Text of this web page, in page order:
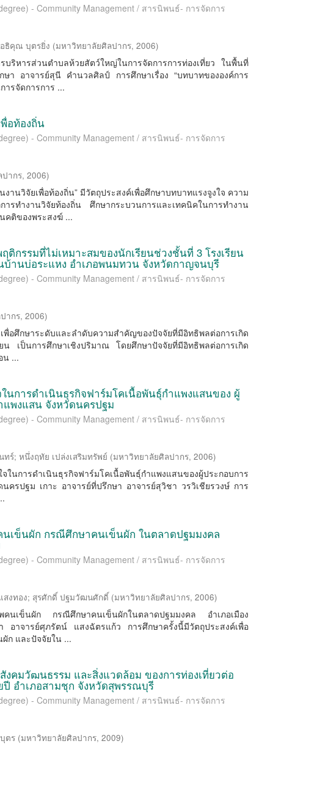
- Community Management / สารนิพนธ์- การจัดการ
อธิคุณ บุตรยิ่ง (มหาวิทยาลัยศิลปากร,2006)
ริหารส่วนตําบลห้วยสัตว์ใหญ่ในการจัดการการท่องเที่ยว ในพื้นที่
า อาจารย์สุนี คํานวลศิลป์ การศึกษาเรื่อง “บทบาทขององค์การ
รจัดการการ ...
อท้องถิ่น
- Community Management / สารนิพนธ์- การจัดการ
ากร,2006)
งานวิจัยเพื่อท้องถิ่น” มีวัตถุประสงค์เพื่อศึกษาบทบาทแรงจูงใจ ความ
รทำงานวิจัยท้องถิ่น ศึกษากระบวนการและเทคนิคในการทำงาน
คติของพระสงฆ์ ...
ติกรรมที่ไม่เหมาะสมของนักเรียนช่วงชั้นที่ 3 โรงเรียน
บ้านบ่อระแหง อำเภอพนมทวน จังหวัดกาญจนบุรี
- Community Management / สารนิพนธ์- การจัดการ
ากร,2006)
อศึกษาระดับและลำดับความสำคัญของปัจจัยที่มีอิทธิพลต่อการเกิด
น เป็นการศึกษาเชิงปริมาณ โดยศึกษาปัจจัยที่มีอิทธิพลต่อการเกิด
น ...
นการดำเนินธุรกิจฟาร์มโคเนื้อพันธุ์กำแพงแสนของ ผู้
แพงแสน จังหวัดนครปฐม
- Community Management / สารนิพนธ์- การจัดการ
ทร์;หนึ่งฤทัย เปล่งเสริมทรัพย์ (มหาวิทยาลัยศิลปากร,2006)
ในการดําเนินธุรกิจฟาร์มโคเนื้อพันธุ์กําแพงแสนของผู้ประกอบการ
ครปฐม เกาะ อาจารย์ที่ปรึกษา อาจารย์สุวิชา วรวิเชียรวงษ์ การ
เข็นผัก กรณีศึกษาคนเข็นผัก ในตลาดปฐมมงคล
- Community Management / สารนิพนธ์- การจัดการ
สงทอง; สุรศักดิ์ ปฐมวัฒนศักดิ์ (มหาวิทยาลัยศิลปากร,2006)
คนเข็นผัก กรณีศึกษาคนเข็นผักในตลาดปฐมมงคล อําเภอเมือง
อาจารย์ศุภรัตน์ แสงฉัตรแก้ว การศึกษาครั้งนี้มีวัตถุประสงค์เพื่อ
ก และปัจจัยใน ...
งคมวัฒนธรรม และสิ่งแวดล้อม ของการท่องเที่ยวต่อ
อำเภอสามชุก จังหวัดสุพรรณบุรี
- Community Management / สารนิพนธ์- การจัดการ
ตร (มหาวิทยาลัยศิลปากร,2009)